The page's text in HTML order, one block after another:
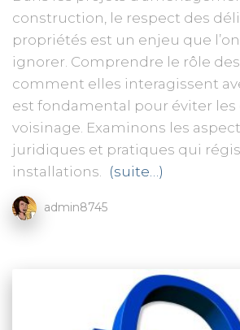
construction, le respect des
propriétés est un enjeu que
ignorer. Comprendre le rôle
comment elles interagissent
est fondamental pour éviter les
voisinage. Examinons les
juridiques et pratiques qui
installations.
(suite…)
admin8745